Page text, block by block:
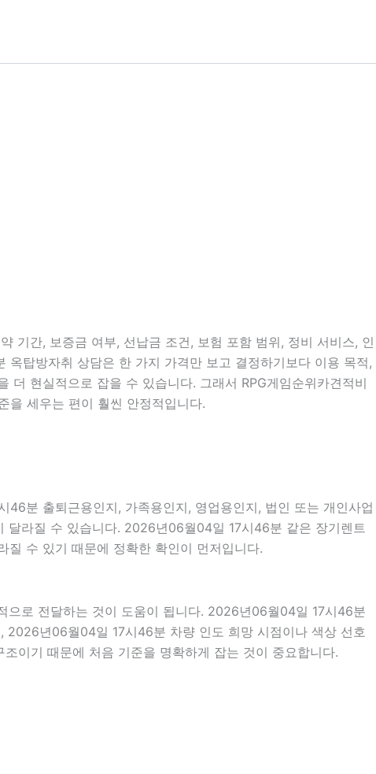
기간, 보증금 여부, 선납금 조건, 보험 포함 범위, 정비 서비스, 인
탑방자취 상담은 한 가지 가격만 보고 결정하기보다 이용 목적,
현실적으로 잡을 수 있습니다. 그래서 RPG게임순위카견적비
을 세우는 편이 훨씬 안정적입니다.
분 출퇴근용인지, 가족용인지, 영업용인지, 법인 또는 개인사업
달라질 수 있습니다. 2026년06월04일 17시46분 같은 장기렌트
질 수 있기 때문에 정확한 확인이 먼저입니다.
으로 전달하는 것이 도움이 됩니다. 2026년06월04일 17시46분
2026년06월04일 17시46분 차량 인도 희망 시점이나 색상 선호
이기 때문에 처음 기준을 명확하게 잡는 것이 중요합니다.